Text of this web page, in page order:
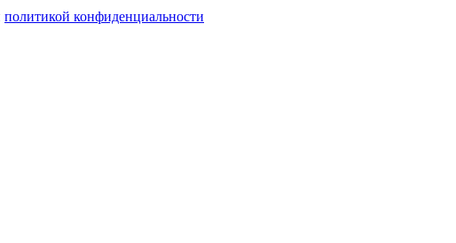
политикой конфиденциальности